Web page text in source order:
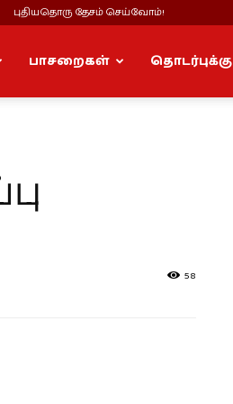
புதியதொரு தேசம் செய்வோம்!
பாசறைகள் தொடர்புக்கு
58